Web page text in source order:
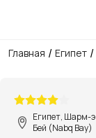
Главная / Египет /
Египет, Шарм-
Бей (Nabq Bay)